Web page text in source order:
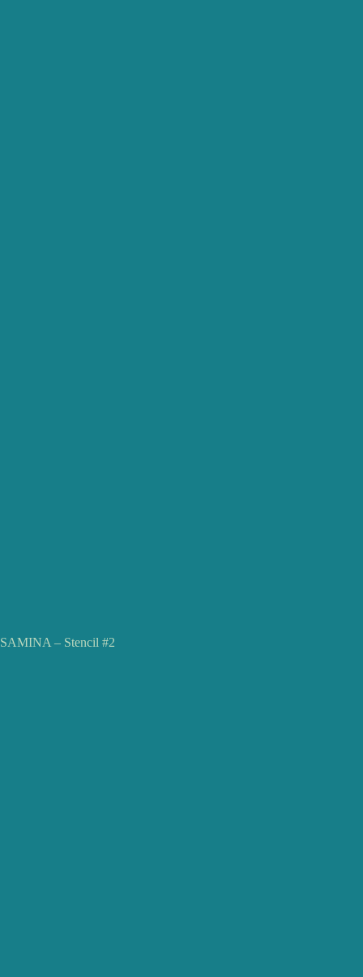
SAMINA – Stencil #2